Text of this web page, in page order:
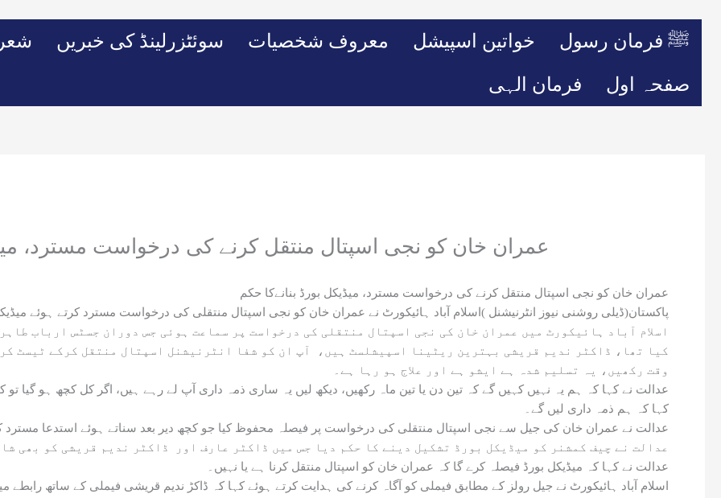
سوئٹزرلینڈ کی خبریں معروف شخصیات خواتین اسپیشل ﷺ فرمان رسول
فرمان الہی صفحہ اول
عمران خان کو نجی اسپتال منتقل کرنے کی درخواست مسترد،
عمران خان کو نجی اسپتال منتقل کرنے کی درخواست مسترد، میڈیکل بورڈ بنانےکا حکم
پاکستان(ڈیلی روشنی نیوز انٹرنیشنل )اسلام آباد ہائیکورٹ نے عمران خان کو نجی اسپتال منتقلی کی درخواست مسترد کرتے ہوئے
اسلام آباد ہائیکورٹ میں عمران خان کی نجی اسپتال منتقلی کی درخواست پر سماعت ہوئی جس دوران جسٹس ارباب
کیا تھا، ڈاکٹر ندیم قریشی بہترین ریٹینا اسپیشلسٹ ہیں، آپ ان کو شفا انٹرنیشنل اسپتال منتقل کرکے ٹیسٹ
وقت رکھیں، یہ تسلیم شدہ ہے ایشو ہے اور علاج ہو رہا ہے۔
عدالت نے کہا کہ ہم یہ نہیں کہیں گے کہ تین دن یا تین ماہ رکھیں، دیکھ لیں یہ ساری ذمہ داری آپ لے رہے ہیں، اگر کل کچھ ہو گیا
کہا کہ ہم ذمہ داری لیں گے۔
عدالت نے عمران خان کی جیل سے نجی اسپتال منتقلی کی درخواست پر فیصلہ محفوظ کیا جو کچھ دیر بعد سناتے ہوئے استدعا مسترد
عدالت نے چیف کمشنر کو میڈیکل بورڈ تشکیل دینے کا حکم دیا جس میں ڈاکٹر عارف اور ڈاکٹر ندیم قریشی کو بھی
عدالت نے کہا کہ میڈیکل بورڈ فیصلہ کرے گا کہ عمران خان کو اسپتال منتقل کرنا ہے یا نہیں۔
اسلام آباد ہائیکورٹ نے جیل رولز کے مطابق فیملی کو آگاہ کرنے کی ہدایت کرتے ہوئے کہا کہ ڈاکڑ ندیم قریشی فیملی کے ساتھ رابطے